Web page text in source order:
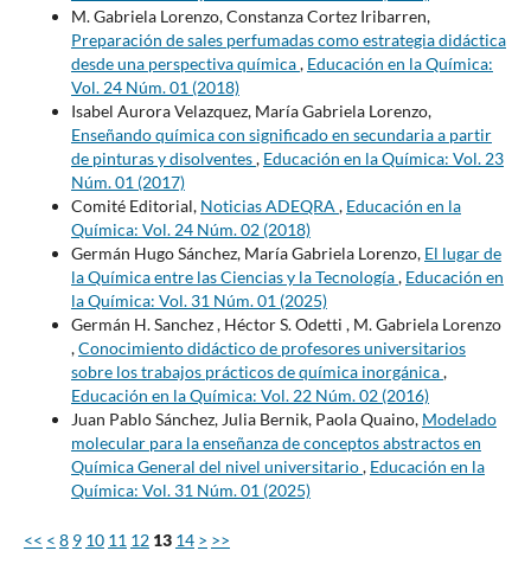
M. Gabriela Lorenzo, Constanza Cortez Iribarren,
Preparación de sales perfumadas como estrategia didáctica
desde una perspectiva química, Educación en la Química:
Vol. 24 Núm. 01 (2018)
Isabel Aurora Velazquez, María Gabriela Lorenzo,
Enseñando química con significado en secundaria a partir
de pinturas y disolventes, Educación en la Química: Vol. 23
Núm. 01 (2017)
Comité Editorial, Noticias ADEQRA , Educación en la
Química: Vol. 24 Núm. 02 (2018)
Germán Hugo Sánchez, María Gabriela Lorenzo, El lugar de
la Química entre las Ciencias y la Tecnología, Educación en
la Química: Vol. 31 Núm. 01 (2025)
Germán H. Sanchez , Héctor S. Odetti , M. Gabriela Lorenzo
,Conocimiento didáctico de profesores universitarios
sobre los trabajos prácticos de química inorgánica,
Educación en la Química: Vol. 22 Núm. 02 (2016)
Juan Pablo Sánchez, Julia Bernik, Paola Quaino, Modelado
molecular para la enseñanza de conceptos abstractos en
Química General del nivel universitario, Educación en la
Química: Vol. 31 Núm. 01 (2025)
<< < 8 9 10 11 12 13 14 > >>